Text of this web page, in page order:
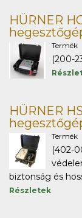
HÜRNER
Termék
(200-
HÜRNER
Termék
(402-
biztonság és
Részletek